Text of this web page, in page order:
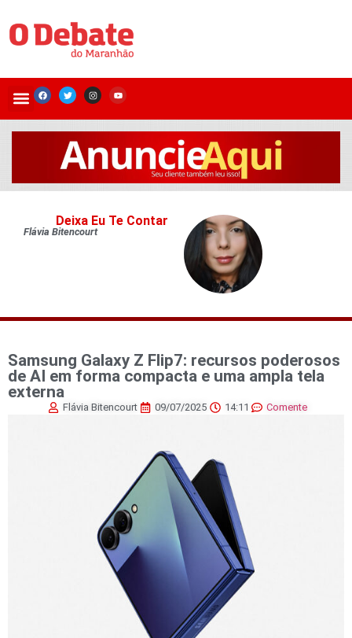
Deixa Eu Te Contar
Flávia Bitencourt
Samsung Galaxy Z Flip7: recursos poderosos
de AI em forma compacta e uma ampla tela
externa
Flávia Bitencourt 09/07/2025 14:11 Comente